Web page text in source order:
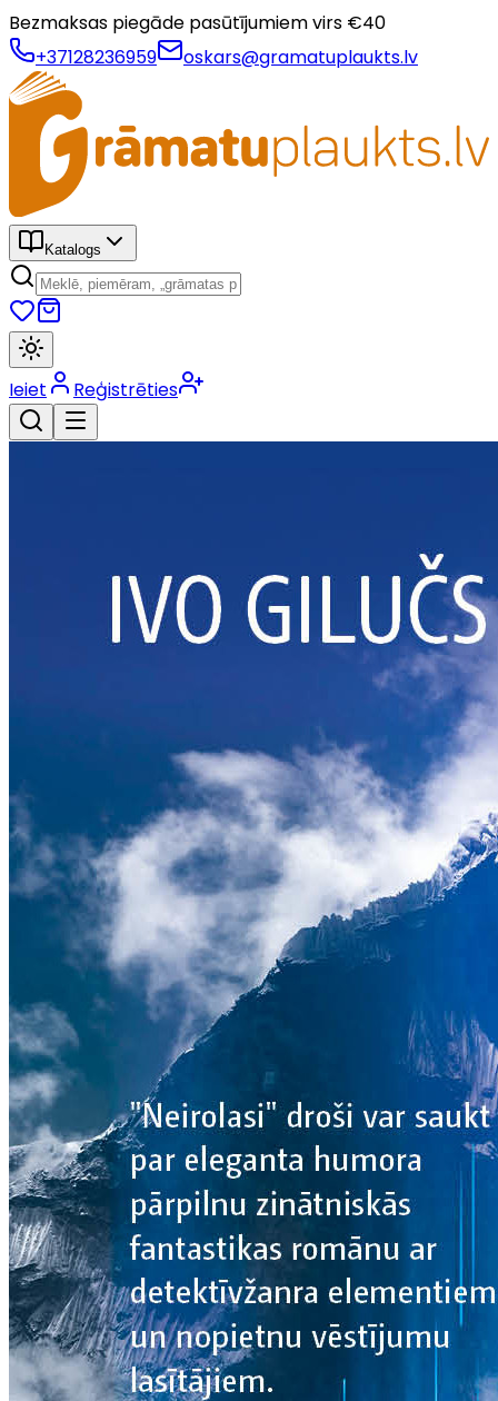
Bezmaksas piegāde pasūtījumiem virs €40
+37128236959
oskars@gramatuplaukts.lv
Katalogs
Ieiet Reģistrēties